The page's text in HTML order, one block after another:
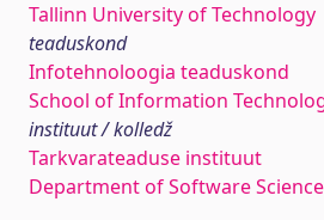
Tallinn University of Technology
teaduskond
Infotehnoloogia teaduskond
School of Information
instituut / kolledž
Tarkvarateaduse instituut
Department of Software Science